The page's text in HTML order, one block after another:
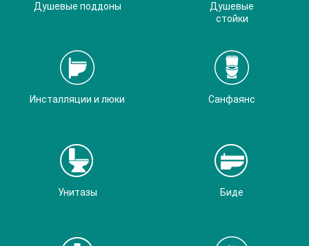
Душевые поддоны
Душевые
стойки
Инсталляции и люки Санфаянс
Унитазы Биде